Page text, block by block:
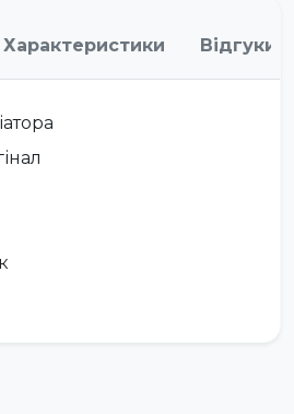
Характеристики Відгуки